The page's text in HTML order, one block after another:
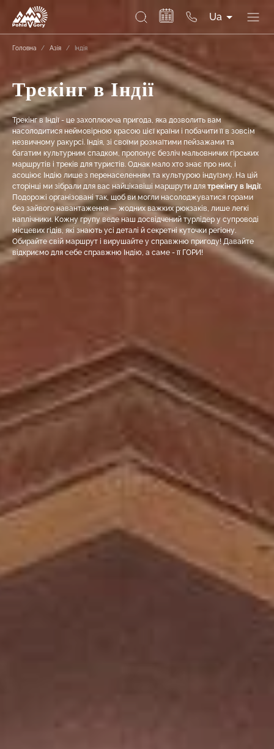
Ua
Головна / Азія / Індія
Трекінг в Індії
Трекінг в Індії - це захоплююча пригода, яка дозволить вам
насолодитися неймовірною красою цієї країни і побачити її в зовсім
незвичному ракурсі. Індія, зі своїми розмаїтими пейзажами та
багатим культурним спадком, пропонує безліч мальовничих гірських
маршрутів і треків для туристів. Однак мало хто знає про них, і
асоціює Індію лише з перенаселенням та культурою індуїзму. На цій
сторінці ми зібрали для вас найцікавіші маршрути для трекінгу в Індії.
Подорожі організовані так, щоб ви могли насолоджуватися горами
без зайвого навантаження — жодних важких рюкзаків, лише легкі
наплічники. Кожну групу веде наш досвідчений турлідер у супроводі
місцевих гідів, які знають усі деталі й секретні куточки регіону.
Обирайте свій маршрут і вирушайте у справжню пригоду! Давайте
відкриємо для себе справжню Індію, а саме - її ГОРИ!